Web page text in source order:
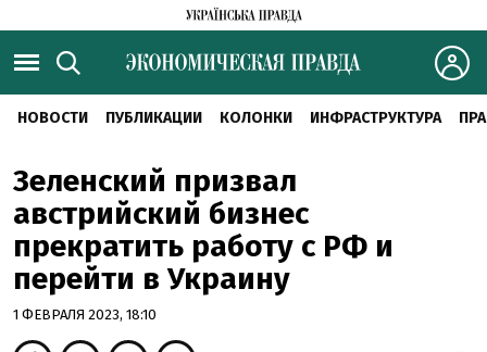
НОВОСТИ ПУБЛИКАЦИИ КОЛОНКИ ИНФРАСТРУКТУРА
Зеленский призвал
австрийский бизнес
прекратить работу с РФ и
перейти в Украину
1 ФЕВРАЛЯ 2023, 18:10